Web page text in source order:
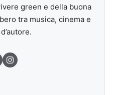
green e della buona
tra musica, cinema e